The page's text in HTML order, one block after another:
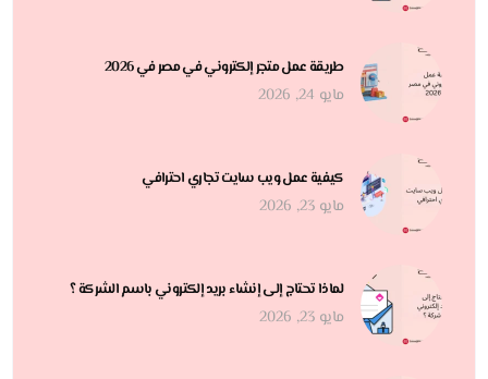
طريقة عمل متجر إلكتروني في مصر في 2026
مايو 24, 2026
كيفية عمل ويب سايت تجاري احترافي
مايو 23, 2026
لماذا تحتاج إلى إنشاء بريد إلكتروني باسم الشركة ؟
مايو 23, 2026